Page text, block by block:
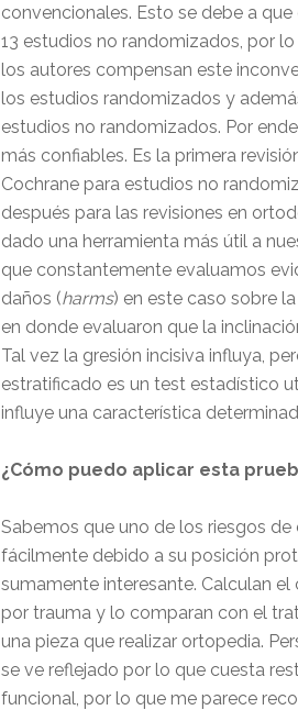
convencionales. Esto se debe a
13 estudios no randomizados, por
los autores compensan este
los estudios randomizados y
estudios no randomizados. Por
más confiables. Es la primera
Cochrane para estudios no
después para las revisiones en
dado una herramienta más útil a
que constantemente evaluamos
daños (harms) en este caso sobre
en donde evaluaron que la
Tal vez la gresión incisiva influya,
estratificado es un test estadístico
influye una característica
¿Cómo puedo aplicar esta
Sabemos que uno de los riesgos
fácilmente debido a su posición
sumamente interesante. Calculan
por trauma y lo comparan con el
una pieza que realizar ortopedia.
se ve reflejado por lo que cuesta
funcional, por lo que me parece